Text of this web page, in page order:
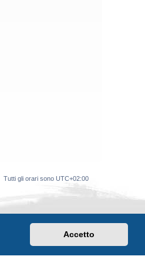
Accetto
Tutti gli orari sono UTC+02:00